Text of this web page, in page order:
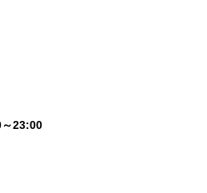
23:00